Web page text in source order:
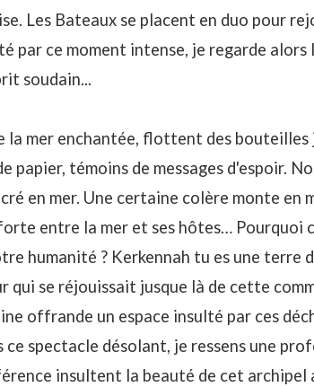
Les Bateaux se placent en duo pour
par ce moment intense, je regarde
soudain...
la mer enchantée, flottent des
papier, témoins de messages d'espoir.
en mer. Une certaine colère monte en
entre la mer et ses hôtes…
humanité ? Kerkennah tu es une terre
se réjouissait jusque là de cette
offrande un espace insulté par ces
ce spectacle désolant, je ressens une
insultent la beauté de cet archipel